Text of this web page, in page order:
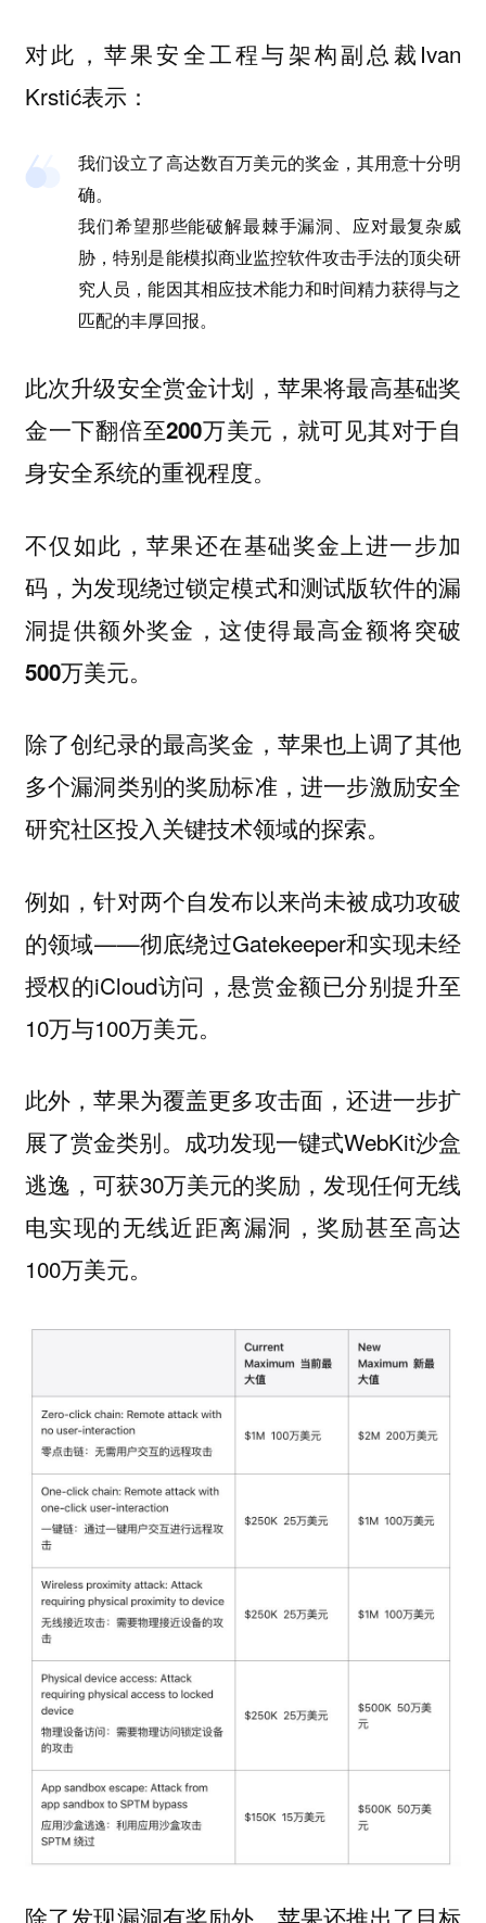
对此，苹果安全工程与架构副总裁Ivan
Krstić表示：
我们设立了高达数百万美元的奖金，其用意十分明
确。
我们希望那些能破解最棘手漏洞、应对最复杂威
胁，特别是能模拟商业监控软件攻击手法的顶尖研
究人员，能因其相应技术能力和时间精力获得与之
匹配的丰厚回报。
此次升级安全赏金计划，苹果将最高基础奖
金一下翻倍至200万美元 ，就可见其对于自
身安全系统的重视程度。
不仅如此，苹果还在基础奖金上进一步加
码，为发现绕过锁定模式和测试版软件的漏
洞提供额外奖金，这使得最高金额将突破
500万美元。
除了创纪录的最高奖金，苹果也上调了其他
多个漏洞类别的奖励标准，进一步激励安全
研究社区投入关键技术领域的探索。
例如，针对两个自发布以来尚未被成功攻破
的领域——彻底绕过Gatekeeper和实现未经
授权的iCloud访问，悬赏金额已分别提升至
10万与100万美元。
此外，苹果为覆盖更多攻击面，还进一步扩
展了赏金类别。成功发现一键式WebKit沙盒
逃逸，可获30万美元的奖励，发现任何无线
电实现的无线近距离漏洞，奖励甚至高达
100万美元。